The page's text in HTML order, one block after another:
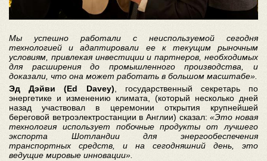
Мы успешно работали с неиспользуемой сегодня
технологией и адаптировали ее к текущим рыночным
условиям, привлекая инвестиции и партнеров, необходимых
для расширения до промышленного производства, и
доказали, что она может работать в большом масштабе».
Эд Дэйви
(Ed Davey), государственный секретарь по
энергетике и изменению климата, (который несколько дней
назад участвовал в церемонии открытия крупнейшей
береговой ветроэлектростанции в Англии) сказал:«Это новая
технология использует побочные продукты от лучшего
экспорта Шотландии для энергообеспечения
транспортных средств, и на сегодняшний день, это
ведущие мировые инновации».